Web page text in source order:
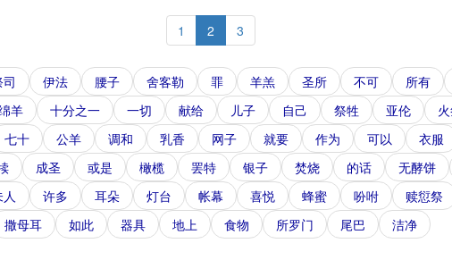
1 2 3
伊法 腰子 舍客勒 罪 羊羔 圣所 不可 所有
羊 十分之一 一切 献给 儿子 自己 祭牲 亚伦
七十 公羊 调和 乳香 网子 就要 作为 可以 衣服
成圣 或是 橄榄 罢特 银子 焚烧 的话 无酵饼
许多 耳朵 灯台 帐幕 喜悦 蜂蜜 吩咐 赎愆祭
撒母耳
如此 器具 地上 食物 所罗门 尾巴 洁净